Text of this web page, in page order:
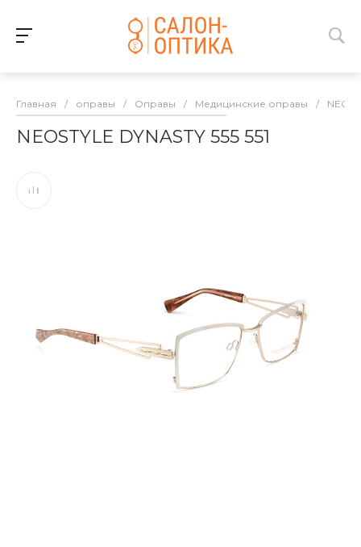
Главная / оправы / Оправы / Медицинские оправы /
NEOSTYLE DYNASTY 555 551